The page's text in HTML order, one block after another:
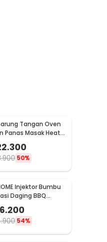
Tangan Oven
Panas Masak Heat
Gloves - 540F
50%
Injektor Bumbu
Daging BBQ
Injector - HC117
54%